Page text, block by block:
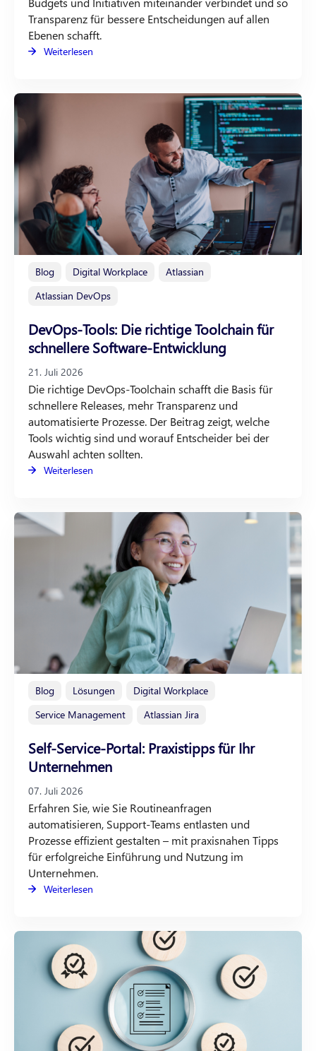
Transparenz für bessere Entscheidungen auf allen
Ebenen schafft.
Weiterlesen
Blog Digital Workplace
Atlassian
Atlassian DevOps
DevOps-Tools: Die richtige Toolchain für
schnellere Software-Entwicklung
21. Juli 2026
Die richtige DevOps-Toolchain schafft die Basis für
schnellere Releases, mehr Transparenz und
automatisierte Prozesse. Der Beitrag zeigt, welche
Tools wichtig sind und worauf Entscheider bei der
Auswahl achten sollten.
Weiterlesen
Blog Lösungen
Digital Workplace
Service Management
Atlassian Jira
Self-Service-Portal: Praxistipps für Ihr
Unternehmen
07. Juli 2026
Erfahren Sie, wie Sie Routineanfragen
automatisieren, Support-Teams entlasten und
Prozesse effizient gestalten – mit praxisnahen Tipps
für erfolgreiche Einführung und Nutzung im
Unternehmen.
Weiterlesen